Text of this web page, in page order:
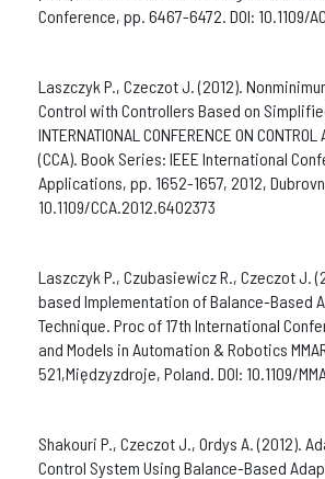
Conference, pp. 6467-6472. DOI: 10.1109/
Laszczyk P., Czeczot J. (2012).
Control with Controllers Based on
INTERNATIONAL CONFERENCE ON CONTROL
(CCA). Book Series: IEEE International
Applications, pp. 1652-1657, 2012,
10.1109/CCA.2012.6402373
Laszczyk P., Czubasiewicz R., Czeczot J.
based Implementation of Balance-Based
Technique. Proc of 17th International
and Models in Automation & Robotics
521,Międzyzdroje, Poland. DOI: 10.1109/
Shakouri P., Czeczot J., Ordys A. (2012).
Control System Using Balance-Based